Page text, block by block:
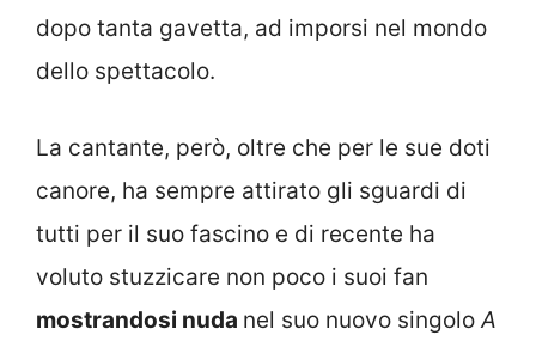
dopo tanta gavetta, ad imporsi nel mondo
dello spettacolo.
La cantante, però, oltre che per le sue doti
canore, ha sempre attirato gli sguardi di
tutti per il suo fascino e di recente ha
voluto stuzzicare non poco i suoi fan
mostrandosi nuda nel suo nuovo singoloA